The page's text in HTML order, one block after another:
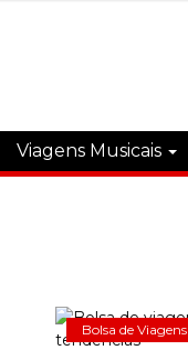
Viagens Musicais
Bolsa de Viagens